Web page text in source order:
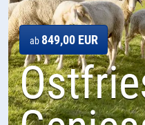
ab 849,00 EUR